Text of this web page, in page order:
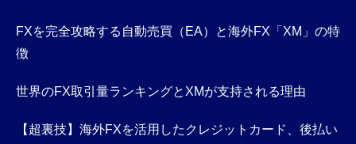
FXを完全攻略する自動売買（EA）と海外FX「XM」の特
徴
世界のFX取引量ランキングとXMが支持される理由
【超裏技】海外FXを活用したクレジットカード、後払い